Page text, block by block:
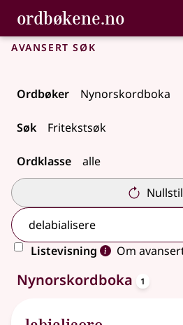
Gå til hovedinnhold
Tilgjengelighet
ordbøkene.no,
Bokmålsordboka og Nynorskordboka
Avansert søk
Ordbøker
Søk
Ordklasse
Listevisning
Om
Ett treff
Nynorskordboka 1